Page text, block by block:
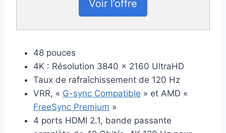
Voir l’offre
48 pouces
4K : Résolution 3840 x 2160 UltraHD
Taux de rafraîchissement de 120 Hz
VRR, « G-sync Compatible » et AMD «
FreeSync Premium »
4 ports HDMI 2.1, bande passante